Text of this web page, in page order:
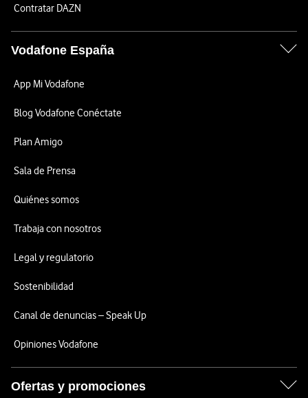
Contratar DAZN
Vodafone España
App Mi Vodafone
Blog Vodafone Conéctate
Plan Amigo
Sala de Prensa
Quiénes somos
Trabaja con nosotros
Legal y regulatorio
Sostenibilidad
Canal de denuncias – Speak Up
Opiniones Vodafone
Ofertas y promociones